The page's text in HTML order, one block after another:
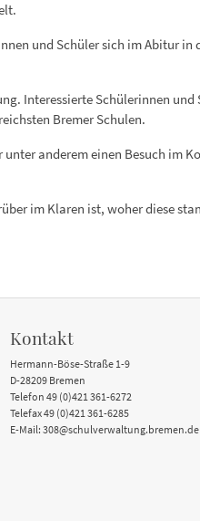
und Schüler sich im Abitur in
Interessierte Schülerinnen und
Bremer Schulen.
anderem einen Besuch im
im Klaren ist, woher diese
Kontakt
Hermann-Böse-Straße 1-9
D-28209 Bremen
Telefon 49 (0)421 361-6272
Telefax 49 (0)421 361-6285
E-Mail: 308@schulverwaltung.bremen.de